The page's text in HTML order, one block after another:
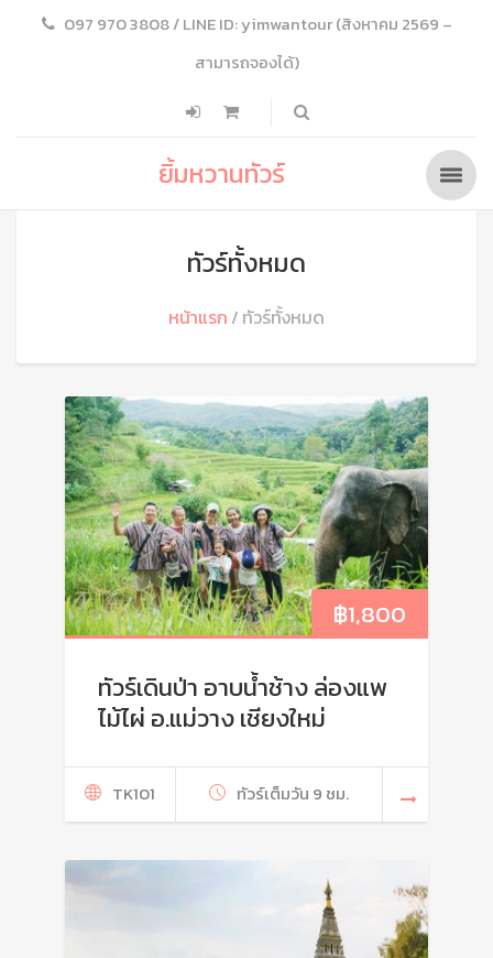
097 970 3808 / LINE ID: yimwantour (สิงหาคม 2569 –
สามารถจองได้)
ยิ้มหวานทัวร์
ทัวร์ทั้งหมด
หน้าแรก ทัวร์ทั้งหมด
฿1,800
ทัวร์เดินป่า อาบน้ำช้าง ล่องแพ
ไม้ไผ่ อ.แม่วาง เชียงใหม่
TK101 ทัวร์เต็มวัน 9 ชม.